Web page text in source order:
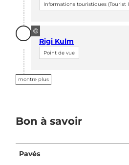
Informations touristiques (Tourist
©
Rigi Kulm
Point de vue
montre plus
Bon à savoir
Pavés